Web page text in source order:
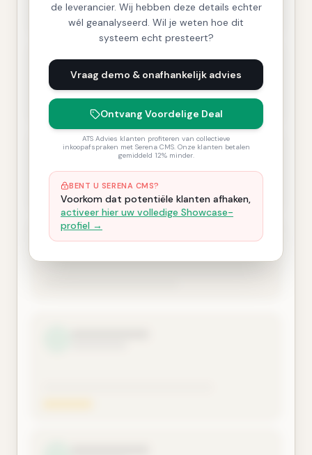
de leverancier. Wij hebben deze details echter
wél geanalyseerd. Wil je weten hoe dit
systeem echt presteert?
Vraag demo & onafhankelijk advies
Ontvang Voordelige Deal
ATS Advies klanten profiteren van collectieve
inkoopafspraken met Serena CMS. Onze klanten betalen
gemiddeld 12% minder.
BENT U SERENA CMS?
Voorkom dat potentiële klanten afhaken,
activeer hier uw volledige Showcase-
profiel →